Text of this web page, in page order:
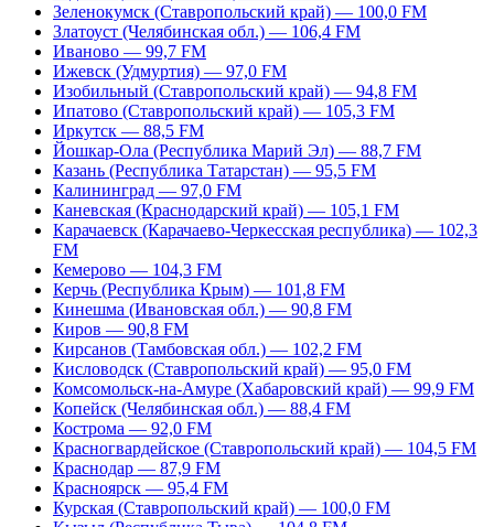
Зеленокумск (Ставропольский край) — 100,0 FM
Златоуст (Челябинская обл.) — 106,4 FM
Иваново — 99,7 FM
Ижевск (Удмуртия) — 97,0 FM
Изобильный (Ставропольский край) — 94,8 FM
Ипатово (Ставропольский край) — 105,3 FM
Иркутск — 88,5 FM
Йошкар-Ола (Республика Марий Эл) — 88,7 FM
Казань (Республика Татарстан) — 95,5 FM
Калининград — 97,0 FM
Каневская (Краснодарский край) — 105,1 FM
Карачаевск (Карачаево-Черкесская республика) — 102,3
FM
Кемерово — 104,3 FM
Керчь (Республика Крым) — 101,8 FM
Кинешма (Ивановская обл.) — 90,8 FM
Киров — 90,8 FM
Кирсанов (Тамбовская обл.) — 102,2 FM
Кисловодск (Ставропольский край) — 95,0 FM
Комсомольск-на-Амуре (Хабаровский край) — 99,9 FM
Копейск (Челябинская обл.) — 88,4 FM
Кострома — 92,0 FM
Красногвардейское (Ставропольский край) — 104,5 FM
Краснодар — 87,9 FM
Красноярск — 95,4 FM
Курская (Ставропольский край) — 100,0 FM